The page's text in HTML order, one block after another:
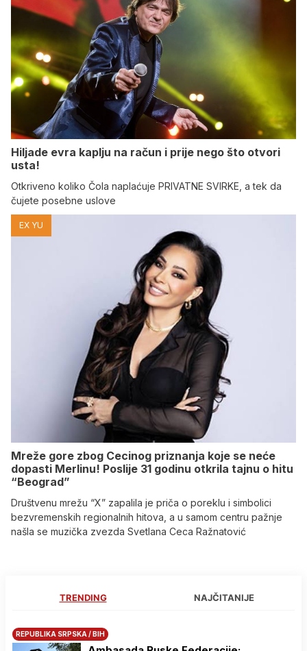
Hiljade evra kaplju na račun i prije nego što otvori
usta!
Otkriveno koliko Čola naplaćuje PRIVATNE SVIRKE, a tek da
čujete posebne uslove
EX YU
Mreže gore zbog Cecinog priznanja koje se neće
dopasti Merlinu! Poslije 31 godinu otkrila tajnu o hitu
“Beograd”
Društvenu mrežu “X” zapalila je priča o poreklu i simbolici
bezvremenskih regionalnih hitova, a u samom centru pažnje
našla se muzička zvezda Svetlana Ceca Ražnatović
TRENDING NAJČITANIJE
REPUBLIKA SRPSKA / BIH